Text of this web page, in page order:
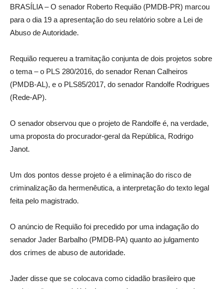
BRASÍLIA – O senador Roberto Requião (PMDB-PR) marcou
para o dia 19 a apresentação do seu relatório sobre a Lei de
Abuso de Autoridade.
Requião requereu a tramitação conjunta de dois projetos sobre
o tema – o PLS 280/2016, do senador Renan Calheiros
(PMDB-AL), e o PLS85/2017, do senador Randolfe Rodrigues
(Rede-AP).
O senador observou que o projeto de Randolfe é, na verdade,
uma proposta do procurador-geral da República, Rodrigo
Janot.
Um dos pontos desse projeto é a eliminação do risco de
criminalização da hermenêutica, a interpretação do texto legal
feita pelo magistrado.
O anúncio de Requião foi precedido por uma indagação do
senador Jader Barbalho (PMDB-PA) quanto ao julgamento
dos crimes de abuso de autoridade.
Jader disse que se colocava como cidadão brasileiro que